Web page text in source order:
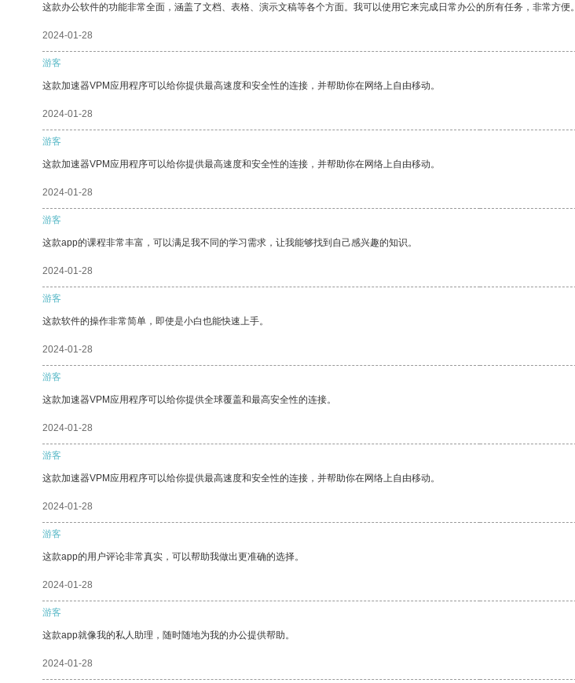
这款办公软件的功能非常全面，涵盖了文档、表格、演示文稿等各个方面。我可以使用它来完成日常办公的所有任务，非常方便。
2024-01-28
游客
这款加速器VPM应用程序可以给你提供最高速度和安全性的连接，并帮助你在网络上自由移动。
2024-01-28
游客
这款加速器VPM应用程序可以给你提供最高速度和安全性的连接，并帮助你在网络上自由移动。
2024-01-28
游客
这款app的课程非常丰富，可以满足我不同的学习需求，让我能够找到自己感兴趣的知识。
2024-01-28
游客
这款软件的操作非常简单，即使是小白也能快速上手。
2024-01-28
游客
这款加速器VPM应用程序可以给你提供全球覆盖和最高安全性的连接。
2024-01-28
游客
这款加速器VPM应用程序可以给你提供最高速度和安全性的连接，并帮助你在网络上自由移动。
2024-01-28
游客
这款app的用户评论非常真实，可以帮助我做出更准确的选择。
2024-01-28
游客
这款app就像我的私人助理，随时随地为我的办公提供帮助。
2024-01-28